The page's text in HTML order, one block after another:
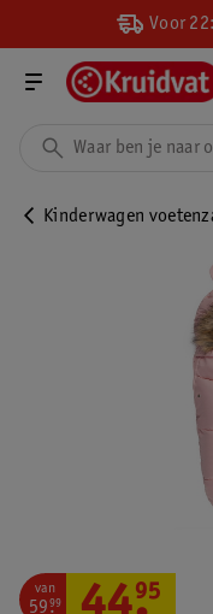
Voor
Kinderwagen
van
59.
99 95